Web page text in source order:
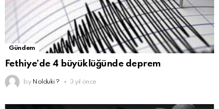
Gündem
Fethiye’de 4 büyüklüğünde deprem
by Nolduki ? 3 yıl önce